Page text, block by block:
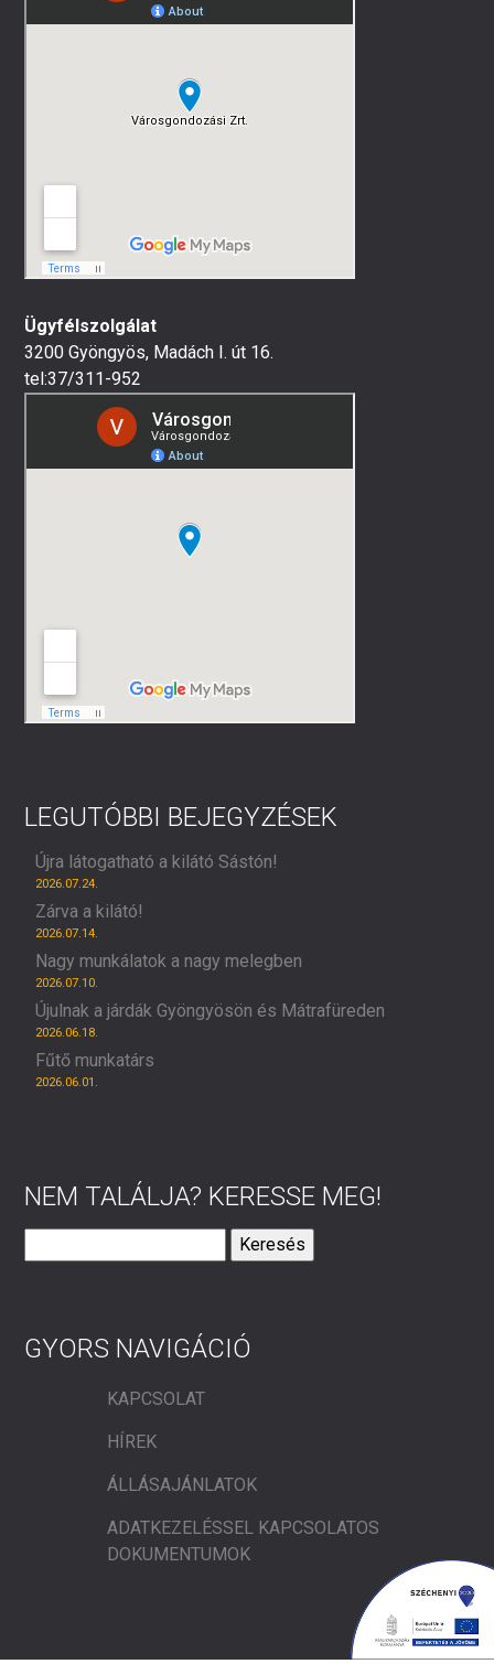
Ügyfélszolgálat
3200 Gyöngyös, Madách I. út 16.
tel:37/311-952
LEGUTÓBBI BEJEGYZÉSEK
Újra látogatható a kilátó Sástón!
2026.07.24.
Zárva a kilátó!
2026.07.14.
Nagy munkálatok a nagy melegben
2026.07.10.
Újulnak a járdák Gyöngyösön és Mátrafüreden
2026.06.18.
Fűtő munkatárs
2026.06.01.
NEM TALÁLJA? KERESSE MEG!
GYORS NAVIGÁCIÓ
KAPCSOLAT
HÍREK
ÁLLÁSAJÁNLATOK
ADATKEZELÉSSEL KAPCSOLATOS
DOKUMENTUMOK